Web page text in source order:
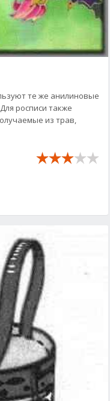
те же анилиновые
росписи также
из трав,